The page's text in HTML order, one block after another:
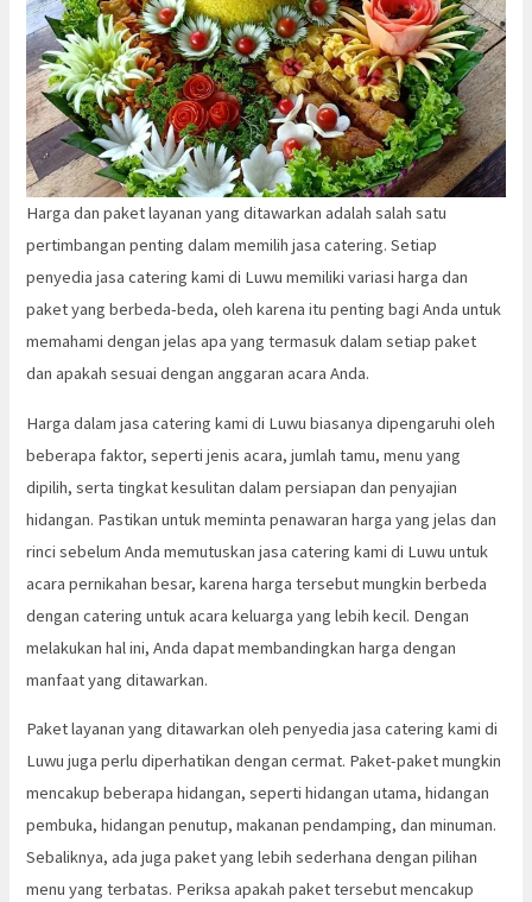
Harga dan paket layanan yang ditawarkan adalah salah satu
pertimbangan penting dalam memilih jasa catering. Setiap
penyedia jasa catering kami di Luwu memiliki variasi harga dan
paket yang berbeda-beda, oleh karena itu penting bagi Anda untuk
memahami dengan jelas apa yang termasuk dalam setiap paket
dan apakah sesuai dengan anggaran acara Anda.
Harga dalam jasa catering kami di Luwu biasanya dipengaruhi oleh
beberapa faktor, seperti jenis acara, jumlah tamu, menu yang
dipilih, serta tingkat kesulitan dalam persiapan dan penyajian
hidangan. Pastikan untuk meminta penawaran harga yang jelas dan
rinci sebelum Anda memutuskan jasa catering kami di Luwu untuk
acara pernikahan besar, karena harga tersebut mungkin berbeda
dengan catering untuk acara keluarga yang lebih kecil. Dengan
melakukan hal ini, Anda dapat membandingkan harga dengan
manfaat yang ditawarkan.
Paket layanan yang ditawarkan oleh penyedia jasa catering kami di
Luwu juga perlu diperhatikan dengan cermat. Paket-paket mungkin
mencakup beberapa hidangan, seperti hidangan utama, hidangan
pembuka, hidangan penutup, makanan pendamping, dan minuman.
Sebaliknya, ada juga paket yang lebih sederhana dengan pilihan
menu yang terbatas. Periksa apakah paket tersebut mencakup